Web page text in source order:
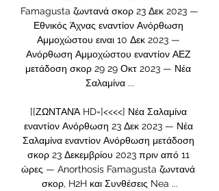
Famagusta ζωντανά σκορ 23 Δεκ 2023 —
Εθνικός Άχνας εναντίον Ανόρθωση
Αμμοχώστου ειναι 10 Δεκ 2023 —
Ανόρθωση Αμμοχώστου εναντίον ΑΕΖ
μετάδοση σκορ 29 29 Οκτ 2023 — Νέα
Σαλαμίνα ...
[[ΖΩΝΤΑΝΆ HD=]<<<<] Νέα Σαλαμίνα
εναντίον Ανόρθωση 23 Δεκ 2023 — Νέα
Σαλαμίνα εναντίον Ανόρθωση μετάδοση
σκορ 23 Δεκεμβρίου 2023 πριν από 11
ώρες — Anorthosis Famagusta ζωντανά
σκορ, H2H και Συνθέσεις Nea ...